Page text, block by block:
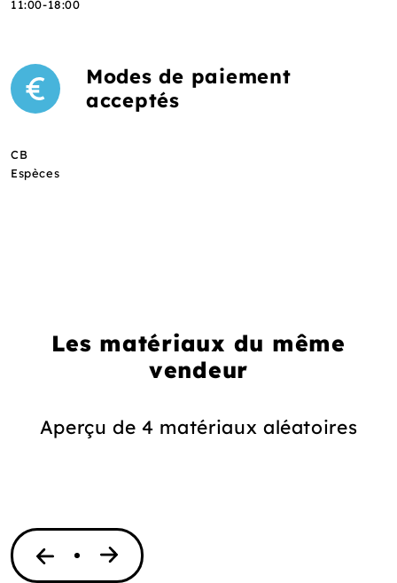
11:00-18:00
Modes de paiement
acceptés
CB
Espèces
Les matériaux du même
vendeur
Aperçu de 4 matériaux aléatoires